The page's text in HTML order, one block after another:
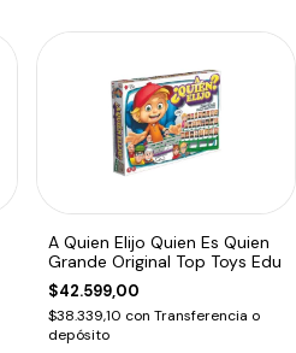
A Quien Elijo Quien Es Quien
Grande Original Top Toys Edu
$42.599,00
$38.339,10 con Transferencia o
depósito